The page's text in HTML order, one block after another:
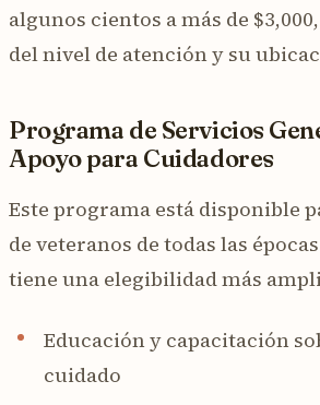
algunos cientos a más de
del nivel de atención y su
Programa de Servicios
Apoyo para Cuidadores
Este programa está disponible
de veteranos de todas las
tiene una elegibilidad más
Educación y capacitación
cuidado